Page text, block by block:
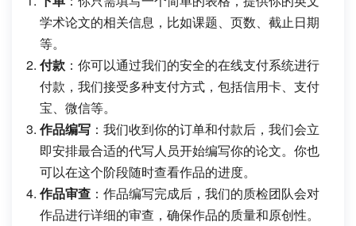
学术论文的相关信息，比如课题、页数、截止日期
等。
付款 ：你可以通过我们的安全的在线支付系统进行
付款，我们接受多种支付方式，包括信用卡、支付
宝、微信等。
作品编写 ：我们收到你的订单和付款后，我们会立
即安排最合适的代写人员开始编写你的论文。你也
可以在这个阶段随时查看作品的进度。
作品审查 ：作品编写完成后，我们的质检团队会对
作品进行详细的审查，确保作品的质量和原创性。